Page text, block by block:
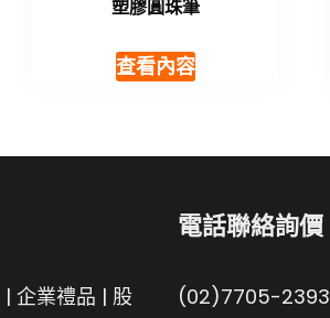
塑膠圓珠筆
查看內容
| 企業禮品 | 股
電話聯絡詢價
(02)7705-2393